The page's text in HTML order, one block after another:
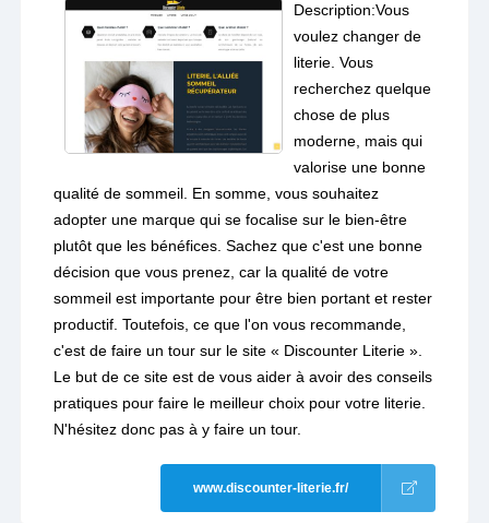
Description:Vous
voulez changer de
literie. Vous
recherchez quelque
chose de plus
moderne, mais qui
valorise une bonne
qualité de sommeil. En somme, vous souhaitez
adopter une marque qui se focalise sur le bien-être
plutôt que les bénéfices. Sachez que c'est une bonne
décision que vous prenez, car la qualité de votre
sommeil est importante pour être bien portant et rester
productif. Toutefois, ce que l'on vous recommande,
c'est de faire un tour sur le site « Discounter Literie ».
Le but de ce site est de vous aider à avoir des conseils
pratiques pour faire le meilleur choix pour votre literie.
N'hésitez donc pas à y faire un tour.
www.discounter-literie.fr/